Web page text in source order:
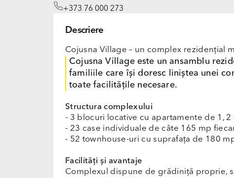
+373 76 000 273
Descriere
Cojusna Village – un complex rezidențial
Cojusna Village este un ansamblu
familiile care își doresc liniștea unei
toate facilitățile necesare.
Structura complexului
- 3 blocuri locative cu apartamente de 1, 2
- 23 case individuale de câte 165 mp
- 52 townhouse-uri cu suprafața de 180
Facilități și avantaje
Complexul dispune de grădiniță proprie,